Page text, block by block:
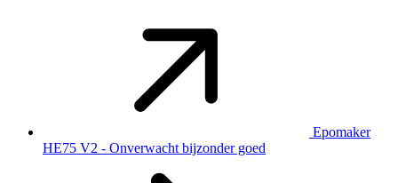
Epomaker
HE75 V2 - Onverwacht bijzonder goed